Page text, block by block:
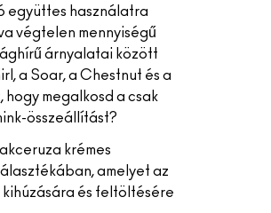
együttes használatra
végtelen mennyiségű
árnyalatai között
a Soar, a Chestnut és a
hogy megalkosd a csak
összeállítást?
krémes
amelyet az
és feltöltésére